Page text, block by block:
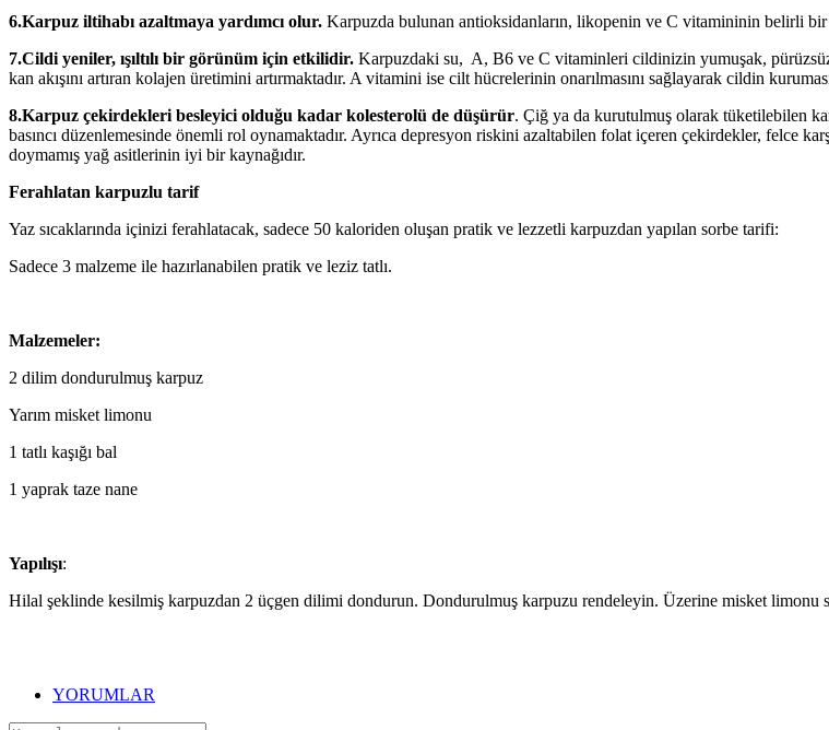
6.Karpuz iltihabı azaltmaya yardımcı olur. Karpuzda bulunan antioksidanların, likopenin ve C vitamininin belirli bir
7.Cildi yeniler, ışıltılı bir görünüm için etkilidir. Karpuzdaki su, A, B6 ve C vitaminleri cildinizin yumuşak,
kan akışını artıran kolajen üretimini artırmaktadır. A vitamini ise cilt hücrelerinin onarılmasını sağlayarak cildin
8.Karpuz çekirdekleri besleyici olduğu kadar kolesterolü de düşürür. Çiğ ya da kurutulmuş olarak tüketilebilen
basıncı düzenlemesinde önemli rol oynamaktadır. Ayrıca depresyon riskini azaltabilen folat içeren çekirdekler, felce
doymamış yağ asitlerinin iyi bir kaynağıdır.
Ferahlatan karpuzlu tarif
Yaz sıcaklarında içinizi ferahlatacak, sadece 50 kaloriden oluşan pratik ve lezzetli karpuzdan yapılan sorbe tarifi:
Sadece 3 malzeme ile hazırlanabilen pratik ve leziz tatlı.
Malzemeler:
2 dilim dondurulmuş karpuz
Yarım misket limonu
1 tatlı kaşığı bal
1 yaprak taze nane
Yapılışı:
Hilal şeklinde kesilmiş karpuzdan 2 üçgen dilimi dondurun. ⁠Dondurulmuş karpuzu rendeleyin. Üzerine misket limonu
YORUMLAR